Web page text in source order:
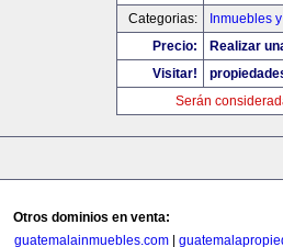
Categorias:
Inmuebles
Precio:
Realizar
Visitar!
Serán
Otros dominios en venta:
guatemalainmuebles.com